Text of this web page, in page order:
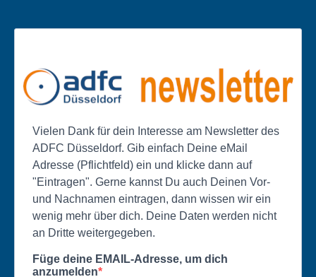
Vielen Dank für dein Interesse am Newsletter des
ADFC Düsseldorf. Gib einfach Deine eMail
Adresse (Pflichtfeld) ein und klicke dann auf
"Eintragen". Gerne kannst Du auch Deinen Vor-
und Nachnamen eintragen, dann wissen wir ein
wenig mehr über dich. Deine Daten werden nicht
an Dritte weitergegeben.
Füge deine EMAIL-Adresse, um dich
anzumelden